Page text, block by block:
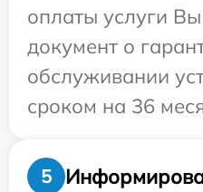
оплаты услуги
документ о
обслуживании
сроком на 36
5